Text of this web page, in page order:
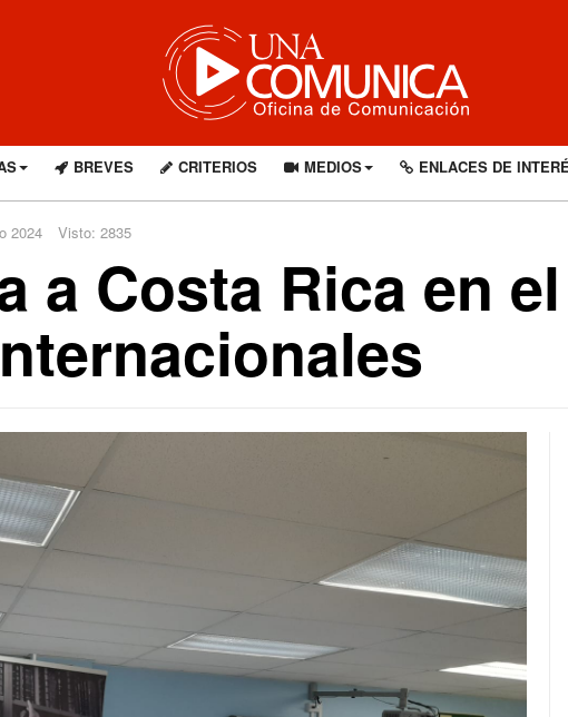
BREVES CRITERIOS MEDIOS ENLACES DE
2024 Visto: 2835
a Costa Rica en